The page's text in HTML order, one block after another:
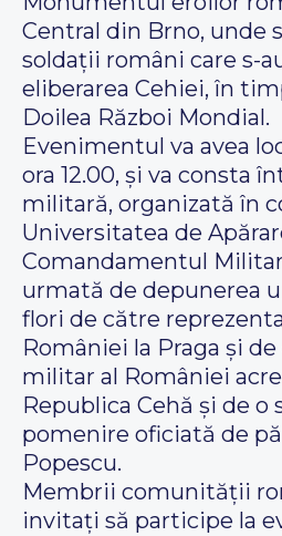
Central din Brno, unde
soldații români care s-
eliberarea Cehiei, în
Doilea Război Mondial.
Evenimentul va avea
ora 12.00, și va consta
militară, organizată în
Universitatea de
Comandamentul
urmată de depunerea
flori de către
României la Praga și
militar al României
Republica Cehă și de o
pomenire oficiată de
Popescu.
Membrii comunității
invitați să participe la